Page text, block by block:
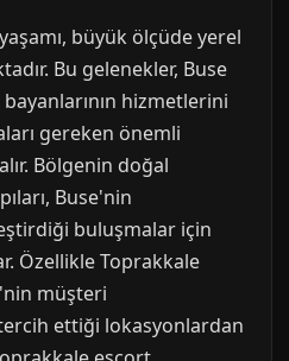
büyük ölçüde yerel
Bu gelenekler, Buse
hizmetlerini
gereken önemli
Bölgenin doğal
Buse'nin
buluşmalar için
Özellikle Toprakkale
müşteri
ettiği lokasyonlardan